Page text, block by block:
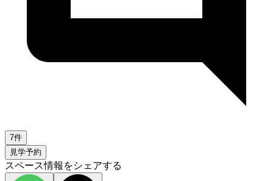
7件
見学予約
スペース情報をシェアする